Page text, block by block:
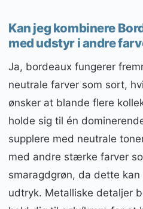
Kan jeg kombinere
med udstyr i andre
Ja, bordeaux fungerer
neutrale farver som sort,
ønsker at blande flere
holde sig til én
supplere med neutrale
med andre stærke farver
smaragdgrøn, da dette
udtryk. Metalliske detaljer